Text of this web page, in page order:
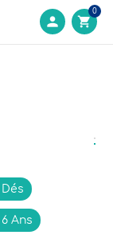
person shopping_cart
0
Ans